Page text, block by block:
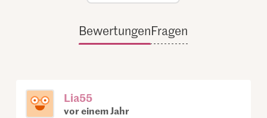
BewertungenFragen
Lia55
vor einem Jahr